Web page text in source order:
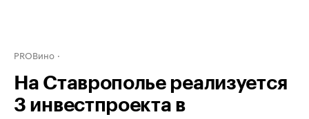
PROВино
На Ставрополье реализуется
3 инвестпроекта в